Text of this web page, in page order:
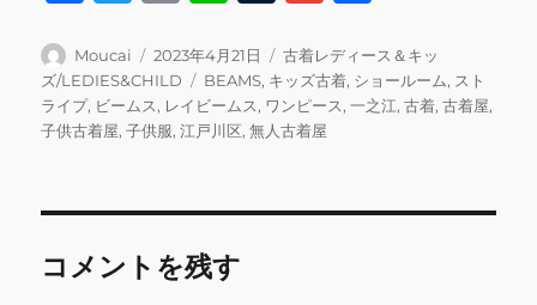
c
e
b
o
k
it
te
r
ai
l
e
m
bl
r
ai
l
投
稿
者
Moucai
投
稿
日:
2023年4月21日
カ
テ
ゴ
リ
古着レディース＆キッ
ズ/LEDIES&CHILD
タ
グ
BEAMS, キッズ古着, ショールーム, スト
ライプ, ビームス, レイビームス, ワンピース,一之江,古着,古着屋,
子供古着屋,子供服,江戸川区,無人古着屋
コメントを残す